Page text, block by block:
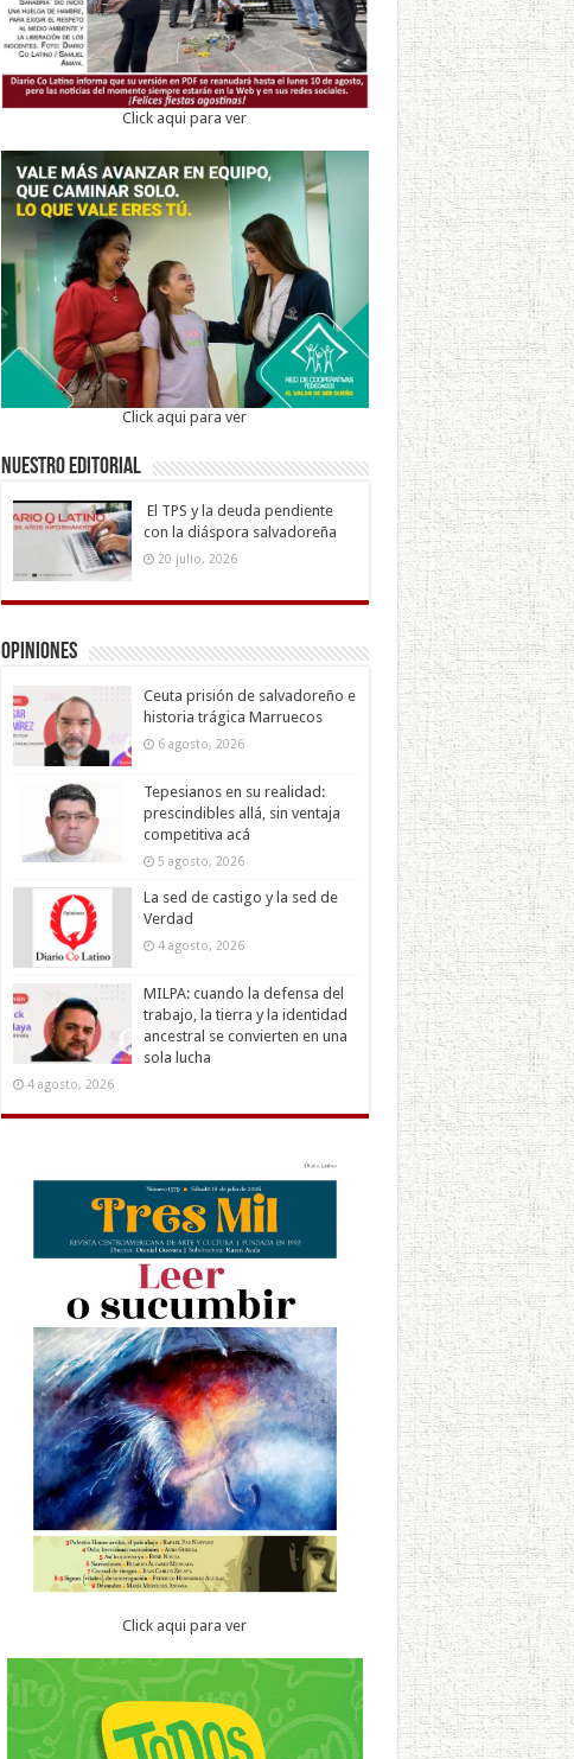
Click aqui para ver
Click aqui para ver
Nuestro Editorial
El TPS y la deuda pendiente
con la diáspora salvadoreña
20 julio, 2026
Opiniones
Ceuta prisión de salvadoreño e
historia trágica Marruecos
6 agosto, 2026
Tepesianos en su realidad:
prescindibles allá, sin ventaja
competitiva acá
5 agosto, 2026
La sed de castigo y la sed de
Verdad
4 agosto, 2026
MILPA: cuando la defensa del
trabajo, la tierra y la identidad
ancestral se convierten en una
sola lucha
4 agosto, 2026
Click aqui para ver